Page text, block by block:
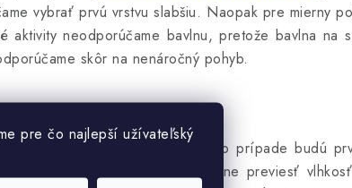
pre čo najlepší užívateľský
vybrať prvú vrstvu slabšiu. Naopak pre mierny
neodporúčame bavlnu, pretože bavlna na
skôr na nenáročný pohyb.
s Vašim telom. Iba v tomto prípade budú
pokožku od chladu a správne previesť